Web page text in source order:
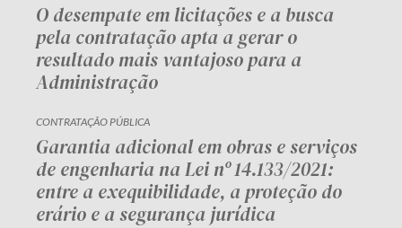
O desempate em licitações e a busca
pela contratação apta a gerar o
resultado mais vantajoso para a
Administração
CONTRATAÇÃO PÚBLICA
Garantia adicional em obras e serviços
de engenharia na Lei nº 14.133/2021:
entre a exequibilidade, a proteção do
erário e a segurança jurídica